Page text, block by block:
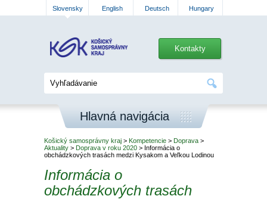
Slovensky English Deutsch Hungary
Kontakty
Hlavná navigácia
Košický samosprávny kraj > Kompetencie > Doprava >
Aktuality > Doprava v roku 2020 > Informácia o
obchádzkových trasách medzi Kysakom a Veľkou Lodinou
Informácia o
obchádzkových trasách